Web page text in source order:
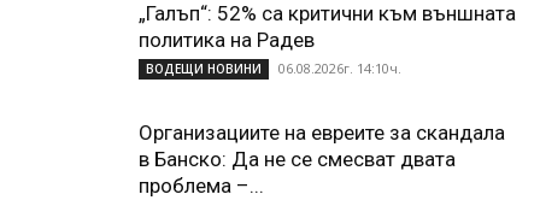
„Галъп“: 52% са критични към външната
политика на Радев
ВОДЕЩИ НОВИНИ 06.08.2026г. 14:10ч.
Организациите на евреите за скандала
в Банско: Да не се смесват двата
проблема –...